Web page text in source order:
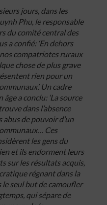
jours, dans les
Phu, leresponsable
ducomitécentraldes
aconfié: ‘En dehors
noscompatriotesruraux
chosedeplus grave
rien pourun
. Un cadre
âgeaconclu: ‘Lasource
trouvedans l’absence
abusdepouvoird’un
… Ces
les gensdu
et ilsendorment leurs
surlesrésultatsacquis,
régnantdans la
leseulbutdecamoufler
, quiséparede